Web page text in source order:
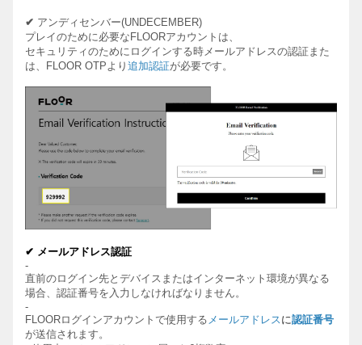
✔ アンディセンバー(UNDECEMBER)
プレイのために必要な FLOORアカウントは、
セキュリティのためにログインする時メールアドレスの認証また
は、
FLOOR OTPより 追加認証が必要です。
✔ メールアドレス認証
-
直前のログイン先とデバイスまたはインターネット環境が異なる
場合、認証番号を入力しなければなりません。
-
FLOORログインアカウントで使用する メールアドレス に認証番号
が送信されます。